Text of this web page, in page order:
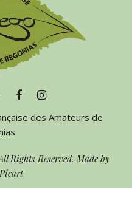
des Amateurs de
Rights Reserved. Made by